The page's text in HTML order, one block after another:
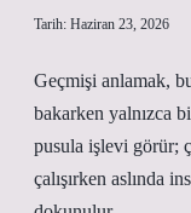
Tarih: Haziran 23, 2026
Geçmişi anlamak,
bakarken yalnızca
pusula işlevi görür;
çalışırken aslında